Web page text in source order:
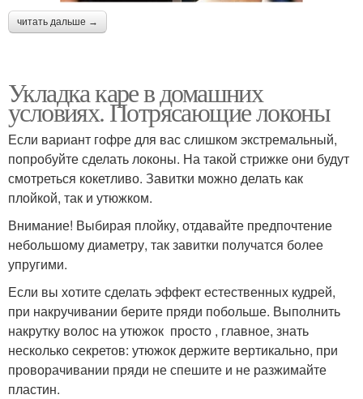
читать дальше →
Укладка каре в домашних
условиях. Потрясающие локоны
Если вариант гофре для вас слишком экстремальный,
попробуйте сделать локоны. На такой стрижке они будут
смотреться кокетливо. Завитки можно делать как
плойкой, так и утюжком.
Внимание! Выбирая плойку, отдавайте предпочтение
небольшому диаметру, так завитки получатся более
упругими.
Если вы хотите сделать эффект естественных кудрей,
при накручивании берите пряди побольше. Выполнить
накрутку волос на утюжок просто , главное, знать
несколько секретов: утюжок держите вертикально, при
проворачивании пряди не спешите и не разжимайте
пластин.